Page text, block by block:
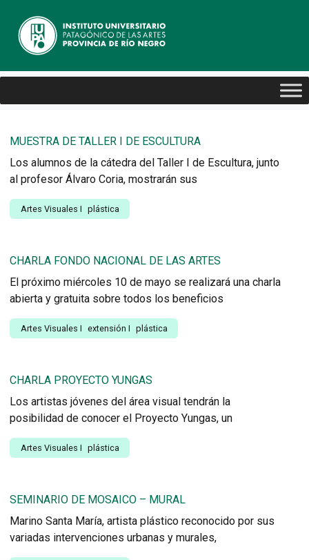
MUESTRA DE TALLER I DE ESCULTURA
Los alumnos de la cátedra del Taller I de Escultura, junto
al profesor Álvaro Coria, mostrarán sus
Artes Visuales I plástica
CHARLA FONDO NACIONAL DE LAS ARTES
El próximo miércoles 10 de mayo se realizará una charla
abierta y gratuita sobre todos los beneficios
Artes Visuales I extensión I plástica
CHARLA PROYECTO YUNGAS
Los artistas jóvenes del área visual tendrán la
posibilidad de conocer el Proyecto Yungas, un
Artes Visuales I plástica
SEMINARIO DE MOSAICO – MURAL
Marino Santa María, artista plástico reconocido por sus
variadas intervenciones urbanas y murales,